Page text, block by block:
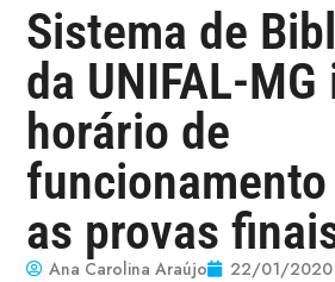
Sistema de
da UNIFAL-
horário de
as provas
Ana Carolina Araújo 22/01/2020